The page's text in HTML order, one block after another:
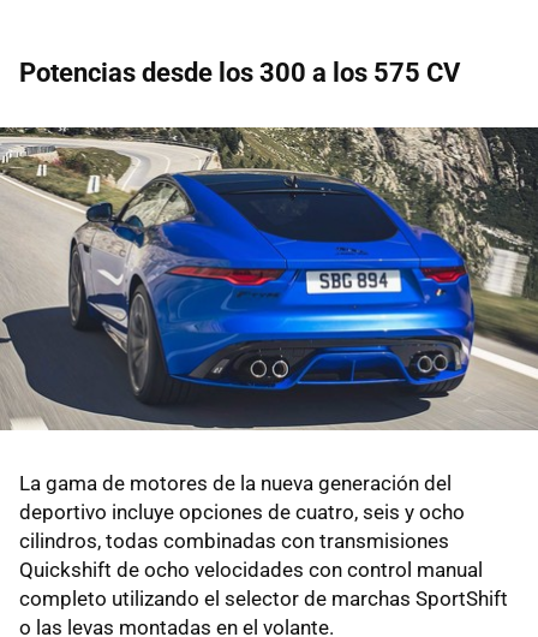
Potencias desde los 300 a los 575 CV
La gama de motores de la nueva generación del
deportivo incluye opciones de cuatro, seis y ocho
cilindros, todas combinadas con transmisiones
Quickshift de ocho velocidades con control manual
completo utilizando el selector de marchas SportShift
o las levas montadas en el volante.